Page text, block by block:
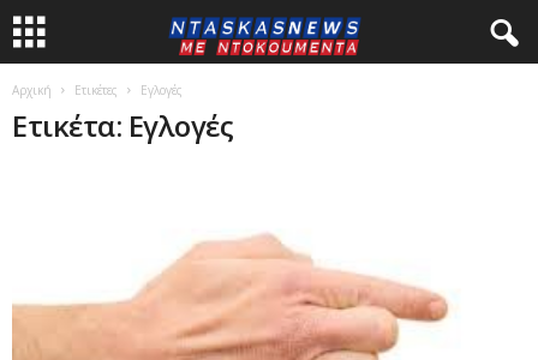
Αρχική Ετικέτες Εγλογές
Ετικέτα: Εγλογές